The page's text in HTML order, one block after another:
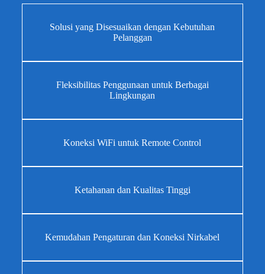
Solusi yang Disesuaikan dengan Kebutuhan
Pelanggan
Fleksibilitas Penggunaan untuk Berbagai
Lingkungan
Koneksi WiFi untuk Remote Control
Ketahanan dan Kualitas Tinggi
Kemudahan Pengaturan dan Koneksi Nirkabel